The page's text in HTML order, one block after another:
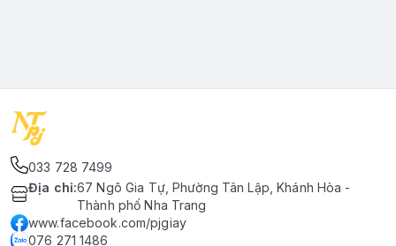
033 728 7499
Địa chỉ:67 Ngô Gia Tự, Phường Tân Lập, Khánh Hòa -
Thành phố Nha Trang
www.facebook.com/pjgiay
076 271 1486